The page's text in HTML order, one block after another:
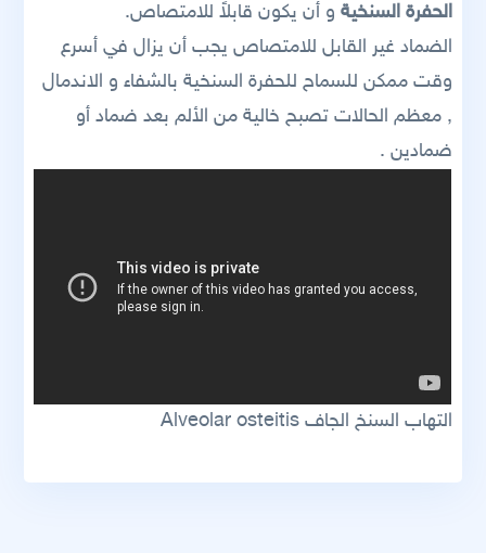
الحفرة السنخية و أن يكون قابلاً للامتصاص.
الضماد غير القابل للامتصاص يجب أن يزال في أسرع
وقت ممكن للسماح للحفرة السنخية بالشفاء و الاندمال
, معظم الحالات تصبح خالية من الألم بعد ضماد أو
ضمادين .
التهاب السنخ الجاف Alveolar osteitis